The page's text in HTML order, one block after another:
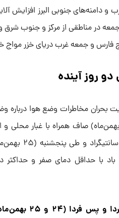
و دامنه‌های جنوبی البرز افزایش
در مناطقی از مرکز و جنوب
فارس و جمعه غرب دریای خزر مواج
روز آینده
بحران مخاطرات وضع هوا درباره
اظهارکرد: آسمان تهران فردا (۲۴ بهمن‌ماه) صاف همراه
دمای ۲- و